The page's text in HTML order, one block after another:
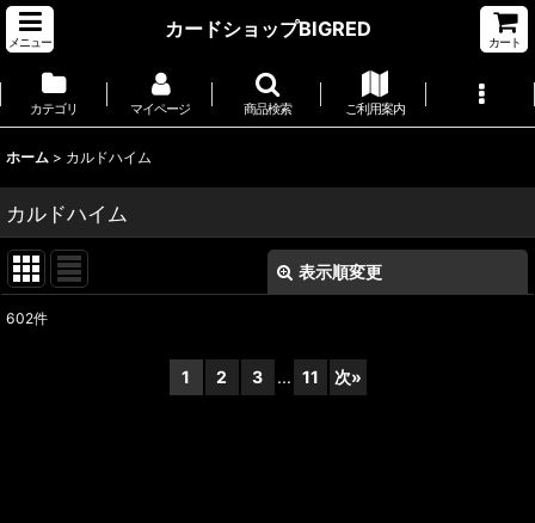
メニュー
カードショップBIGRED
カート
カテゴリ マイページ 商品検索 ご利用案内
ホーム > カルドハイム
カルドハイム
表示順変更
602件
1 2 3 ... 11 次»